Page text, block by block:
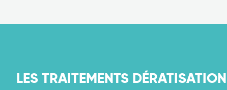
LES TRAITEMENTS